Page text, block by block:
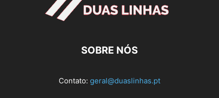
SOBRE NÓS
Contato: geral@duaslinhas.pt